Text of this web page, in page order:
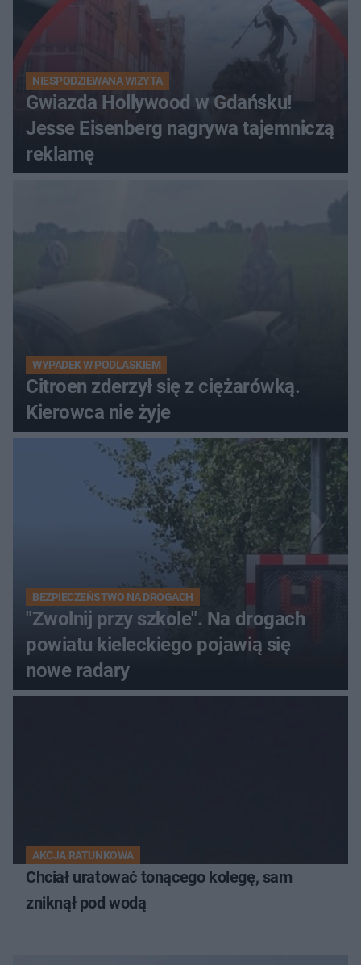
NIESPODZIEWANA WIZYTA
Gwiazda Hollywood w Gdańsku!
Jesse Eisenberg nagrywa tajemniczą
reklamę
WYPADEK W PODLASKIEM
Citroen zderzył się z ciężarówką.
Kierowca nie żyje
BEZPIECZEŃSTWO NA DROGACH
"Zwolnij przy szkole". Na drogach
powiatu kieleckiego pojawią się
nowe radary
AKCJA RATUNKOWA
Chciał uratować tonącego kolegę, sam
zniknął pod wodą